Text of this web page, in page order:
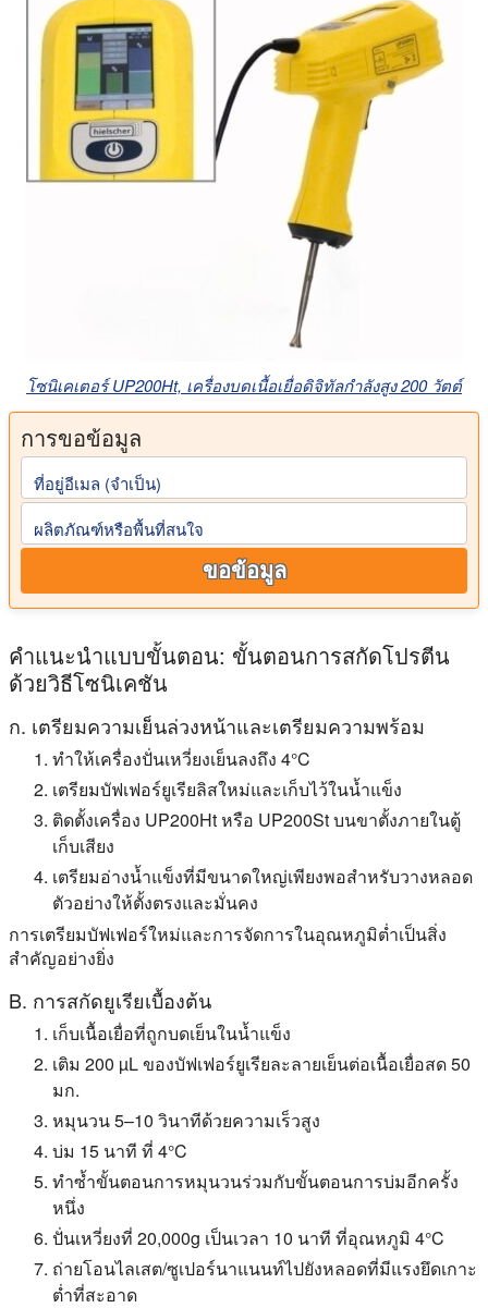
โซนิเคเตอร์ UP200Ht, เครื่องบดเนื้อเยื่อดิจิทัลกำลังสูง 200 วัตต์
การขอข้อมูล
ที่อยู่อีเมล (จําเป็น)
ผลิตภัณฑ์หรือพื้นที่สนใจ
ขอข้อมูล
คำแนะนำแบบขั้นตอน: ขั้นตอนการสกัดโปรตีน
ด้วยวิธีโซนิเคชัน
ก. เตรียมความเย็นล่วงหน้าและเตรียมความพร้อม
ทำให้เครื่องปั่นเหวี่ยงเย็นลงถึง 4°C
เตรียมบัฟเฟอร์ยูเรียลิสใหม่และเก็บไว้ในน้ำแข็ง
ติดตั้งเครื่อง UP200Ht หรือ UP200St บนขาตั้งภายในตู้
เก็บเสียง
เตรียมอ่างน้ำแข็งที่มีขนาดใหญ่เพียงพอสำหรับวางหลอด
ตัวอย่างให้ตั้งตรงและมั่นคง
การเตรียมบัฟเฟอร์ใหม่และการจัดการในอุณหภูมิต่ำเป็นสิ่ง
สำคัญอย่างยิ่ง
B. การสกัดยูเรียเบื้องต้น
เก็บเนื้อเยื่อที่ถูกบดเย็นในน้ำแข็ง
เติม 200 µL ของบัฟเฟอร์ยูเรียละลายเย็นต่อเนื้อเยื่อสด 50
มก.
หมุนวน 5–10 วินาทีด้วยความเร็วสูง
บ่ม 15 นาที ที่ 4°C
ทำซ้ำขั้นตอนการหมุนวนร่วมกับขั้นตอนการบ่มอีกครั้ง
หนึ่ง
ปั่นเหวี่ยงที่ 20,000g เป็นเวลา 10 นาที ที่อุณหภูมิ 4°C
ถ่ายโอนไลเสต/ซูเปอร์นาแนนท์ไปยังหลอดที่มีแรงยึดเกาะ
ต่ำที่สะอาด